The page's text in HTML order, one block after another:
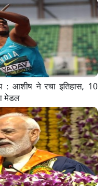
: आशीष ने रचा इतिहास, 10
मेडल